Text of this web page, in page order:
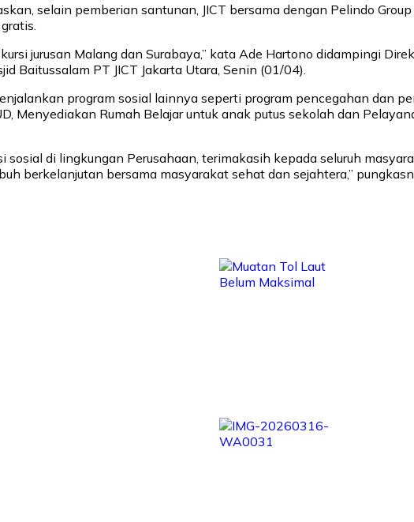
selain pemberian santunan, JICT bersama dengan Pelindo
jurusan Malang dan Surabaya,” kata Ade Hartono didampingi
Baitussalam PT JICT Jakarta Utara, Senin (01/04).
program sosial lainnya seperti program pencegahan dan
Menyediakan Rumah Belajar untuk anak putus sekolah dan
sosial di lingkungan Perusahaan, terimakasih kepada seluruh
berkelanjutan bersama masyarakat sehat dan sejahtera,”